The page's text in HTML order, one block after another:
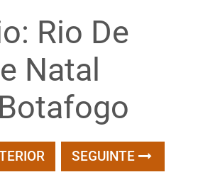
Rio De
Natal
SEGUINTE